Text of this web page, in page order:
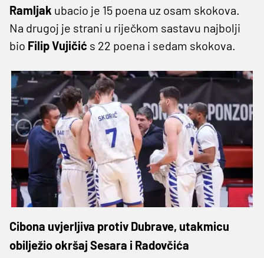
Ramljak ubacio je 15 poena uz osam skokova.
Na drugoj je strani u riječkom sastavu najbolji
bio Filip Vujičić s 22 poena i sedam skokova.
Cibona uvjerljiva protiv Dubrave, utakmicu
obilježio okršaj Sesara i Radovčića